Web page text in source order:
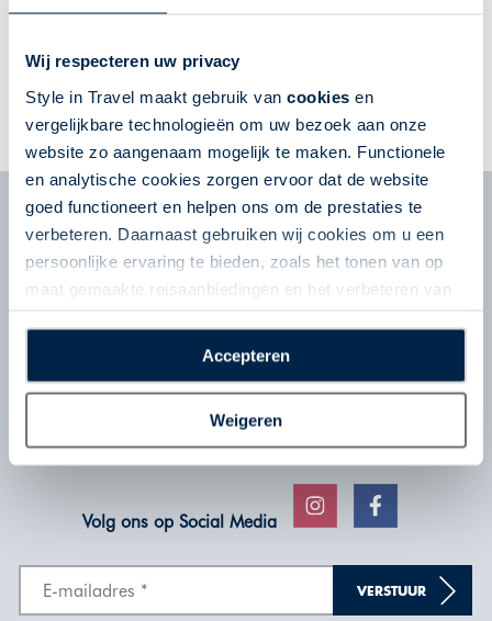
Wij respecteren uw privacy
Style in Travel maakt gebruik van cookies en
vergelijkbare technologieën om uw bezoek aan onze
website zo aangenaam mogelijk te maken. Functionele
en analytische cookies zorgen ervoor dat de website
goed functioneert en helpen ons om de prestaties te
verbeteren. Daarnaast gebruiken wij cookies om u een
persoonlijke ervaring te bieden, zoals het tonen van op
maat gemaakte reisaanbiedingen en het verbeteren van
plaatsen van alle hierboven beschreven cookies en
technologieën, waarmee persoonlijke gegevens kunnen
worden verzameld. Indien u kiest voor “Weigeren”
plaatsen wij enkel functionele cookies, en zal er geen
sprake zijn van gepersonaliseerde content.
Accepteren
Weigeren
Hola,
Style in Travel
Schrijf u in voor de nieuwsbrief en ontvang tips
en reisinspiratie voor uw volgende reis!
Volg ons op Social Media
VERSTUUR